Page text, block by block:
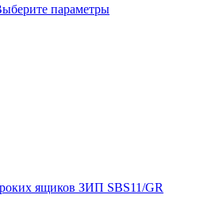
параметрыЭтот